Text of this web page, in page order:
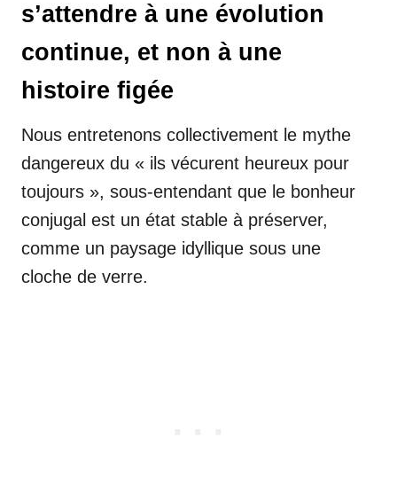
s’attendre à une évolution
continue, et non à une
histoire figée
Nous entretenons collectivement le mythe
dangereux du « ils vécurent heureux pour
toujours », sous-entendant que le bonheur
conjugal est un état stable à préserver,
comme un paysage idyllique sous une
cloche de verre.